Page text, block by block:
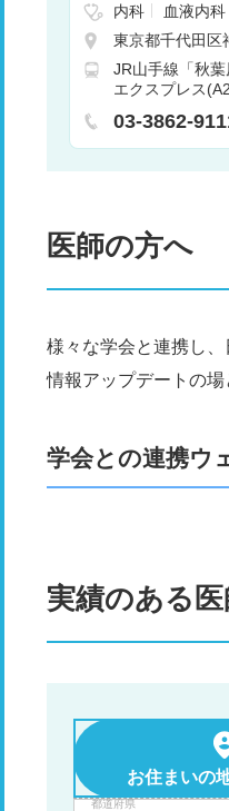
内科 血液内科
神経外科
呼吸
整形外科
科
歯科口腔外
器内科
東京都千代田区
JR山手線「秋
エクスプレス
03-3862-
医師の方へ
様々な学会と連携し
情報アップデートの場
学会との連携ウ
実績のある
お住まいの
都道府県